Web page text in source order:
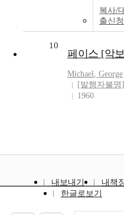
복사/
출신청
10
페이스 [악
Michael, George
[발행자불명]
1960
내보내기
내책
한글로보기